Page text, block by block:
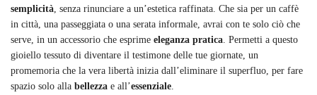
semplicità, senza rinunciare a un’estetica raffinata. Che sia per un caffè
in città, una passeggiata o una serata informale, avrai con te solo ciò che
serve, in un accessorio che esprime eleganza pratica. Permetti a questo
gioiello tessuto di diventare il testimone delle tue giornate, un
promemoria che la vera libertà inizia dall’eliminare il superfluo, per fare
spazio solo alla bellezza e all’essenziale.